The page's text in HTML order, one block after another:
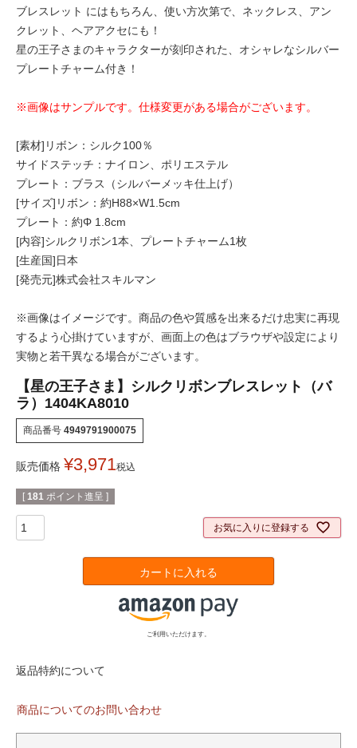
ブレスレット にはもちろん、使い方次第で、ネックレス、アン
クレット、ヘアアクセにも！
星の王子さまのキャラクターが刻印された、オシャレなシルバー
プレートチャーム付き！
※画像はサンプルです。仕様変更がある場合がございます。
[素材]リボン：シルク100％
サイドステッチ：ナイロン、ポリエステル
プレート：ブラス（シルバーメッキ仕上げ）
[サイズ]リボン：約H88×W1.5cm
プレート：約Φ 1.8cm
[内容]シルクリボン1本、プレートチャーム1枚
[生産国]日本
[発売元]株式会社スキルマン
※画像はイメージです。商品の色や質感を出来るだけ忠実に再現
するよう心掛けていますが、画面上の色はブラウザや設定により
実物と若干異なる場合がございます。
【星の王子さま】シルクリボンブレスレット（バ
ラ）1404KA8010
商品番号 4949791900075
販売価格 ¥3,971税込
[ 181 ポイント進呈 ]
お気に入りに登録する
カートに入れる
ご利用いただけます。
返品特約について
商品についてのお問い合わせ